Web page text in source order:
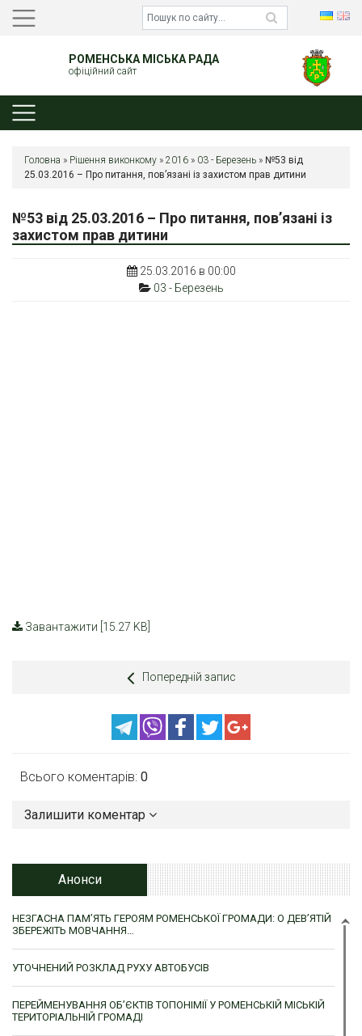
РОМЕНСЬКА МІСЬКА РАДА
офіційний сайт
Головна » Рішення виконкому » 2016 » 03 - Березень » №53 від
25.03.2016 – Про питання, пов’язані із захистом прав дитини
№53 від 25.03.2016 – Про питання, пов’язані із
захистом прав дитини
25.03.2016 в 00:00
03 - Березень
Завантажити [15.27 KB]
Попередній запис
Всього коментарів: 0
Залишити коментар
Анонси
НЕЗГАСНА ПАМ’ЯТЬ ГЕРОЯМ РОМЕНСЬКОЇ ГРОМАДИ: О ДЕВ’ЯТІЙ
ЗБЕРЕЖІТЬ МОВЧАННЯ…
УТОЧНЕНИЙ РОЗКЛАД РУХУ АВТОБУСІВ
ПЕРЕЙМЕНУВАННЯ ОБ’ЄКТІВ ТОПОНІМІЇ У РОМЕНСЬКІЙ МІСЬКІЙ
ТЕРИТОРІАЛЬНІЙ ГРОМАДІ